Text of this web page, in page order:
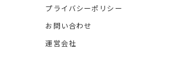
プライバシーポリシー
お問い合わせ
運営会社